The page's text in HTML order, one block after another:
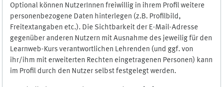
Optional können NutzerInnen freiwillig in ihrem Profil weitere
personenbezogene Daten hinterlegen (z.B. Profilbild,
Freitextangaben etc.). Die Sichtbarkeit der E-Mail-Adresse
gegenüber anderen Nutzern mit Ausnahme des jeweilig für den
Learnweb-Kurs verantwortlichen Lehrenden (und ggf. von
ihr/ihm mit erweiterten Rechten eingetragenen Personen) kann
im Profil durch den Nutzer selbst festgelegt werden.